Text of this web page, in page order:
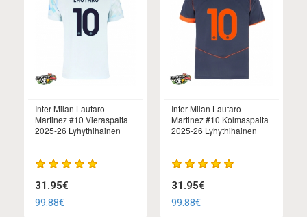
Inter Milan Lautaro
Martinez #10 Vieraspaita
2025-26 Lyhythihainen
31.95€
99.88€
Inter Milan Lautaro
Martinez #10 Kolmaspaita
2025-26 Lyhythihainen
31.95€
99.88€